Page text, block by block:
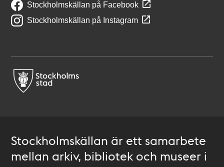
Stockholmskällan på Facebook
Stockholmskällan på Instagram
Stockholmskällan är ett samarbete
mellan arkiv, bibliotek och museer i